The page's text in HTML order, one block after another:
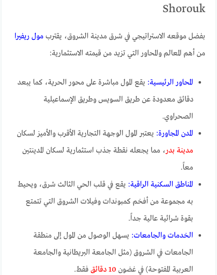
Shorouk
بفضل موقعه الاستراتيجي في شرق مدينة الشروق، يقترب مول ريفيرا
من أهم المعالم والمحاور التي تزيد من قيمته الاستثمارية:
المحاور الرئيسية: يقع المول مباشرة على محور الحرية، كما يبعد
دقائق معدودة عن طريق السويس وطريق الإسماعيلية
الصحراوي.
المدن المجاورة: يعتبر المول الوجهة التجارية الأقرب والأميز لسكان
مدينة بدر ، مما يجعله نقطة جذب استثمارية لسكان المدينتين
معاً.
المناطق السكنية الراقية: يقع في قلب الحي الثالث شرق، ويحيط
به مجموعة من أفخم كمبوندات وفيلات الشروق التي تتمتع
بقوة شرائية عالية جداً.
الخدمات والجامعات: يسهل الوصول من المول إلى منطقة
الجامعات في الشروق (مثل الجامعة البريطانية والجامعة
العربية المفتوحة) في غضون 10 دقائق
فقط.